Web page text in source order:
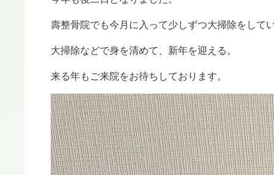
壽整骨院でも今月に入って少しずつ大掃除をして
大掃除などで身を清めて、新年を迎える。
来る年もご来院をお待ちしております。